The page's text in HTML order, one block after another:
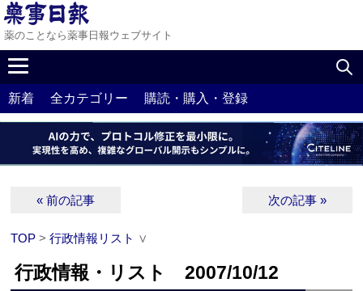
薬のことなら薬事日報ウェブサイト
新着 全カテゴリー 購読・購入・登録
« 前の記事 次の記事 »
TOP >行政情報リスト ∨
行政情報・リスト 2007/10/12